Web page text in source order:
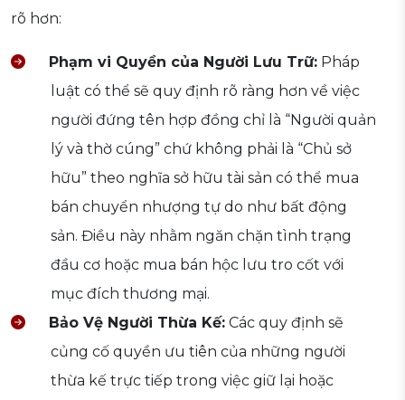
rõ hơn:
Phạm vi Quyền của Người Lưu Trữ: Pháp
luật có thể sẽ quy định rõ ràng hơn về việc
người đứng tên hợp đồng chỉ là “Người quản
lý và thờ cúng” chứ không phải là “Chủ sở
hữu” theo nghĩa sở hữu tài sản có thể mua
bán chuyển nhượng tự do như bất động
sản. Điều này nhằm ngăn chặn tình trạng
đầu cơ hoặc mua bán hộc lưu tro cốt với
mục đích thương mại.
Bảo Vệ Người Thừa Kế: Các quy định sẽ
củng cố quyền ưu tiên của những người
thừa kế trực tiếp trong việc giữ lại hoặc